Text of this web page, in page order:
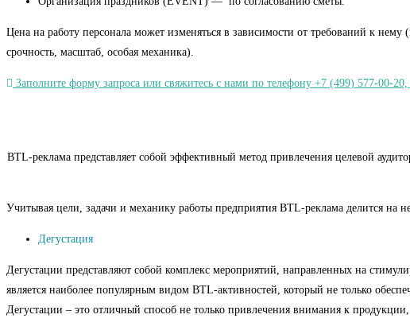
Цена на работу персонала может изменяться в зависимости от требований к
срочность, масштаб, особая механика).
Заполните форму запроса или свяжитесь с нами по телефону +7 (499) 577-00-
BTL-реклама представляет собой эффективный метод привлечения целевой
Учитывая цели, задачи и механику работы предприятия BTL-реклама делится на
Дегустация
Дегустации представляют собой комплекс мероприятий, направленных на
является наиболее популярным видом BTL-активностей, который не только
Дегустации – это отличный способ не только привлечения внимания к